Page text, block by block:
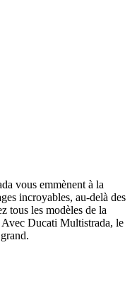
vous emmènent à la
incroyables, au-delà des
tous les modèles de la
Ducati Multistrada, le